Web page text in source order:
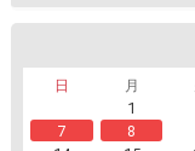
日
月
1
7
8